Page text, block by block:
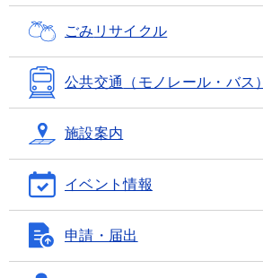
ごみ リサイクル
公共交通 （モノレール・バス）
施設案内
イベント情報
申請・届出